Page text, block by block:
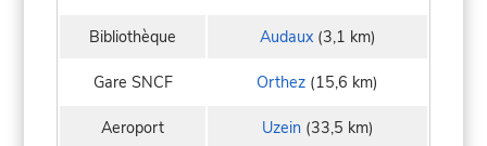
Bibliothèque Audaux(3,1 km)
Gare SNCF Orthez (15,6 km)
Aeroport Uzein(33,5 km)